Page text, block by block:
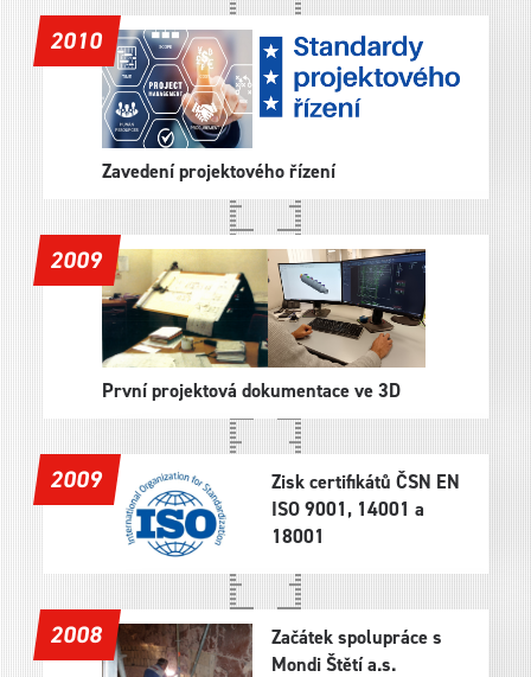
2010
Zavedení projektového řízení
2009
První projektová dokumentace ve 3D
2009
Zisk certifikátů ČSN EN
ISO 9001, 14001 a
18001
2008
Začátek spolupráce s
Mondi Štětí a.s.